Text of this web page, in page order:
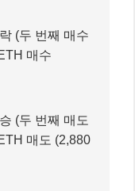
(두 번째 매수
매수
(두 번째 매도
매도 (2,880